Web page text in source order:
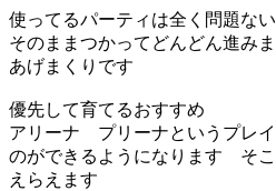
使ってるパーティは全く問題な
そのままつかってどんどん進み
あげまくりです
優先して育てるおすすめ
アリーナ プリーナというプレ
のができるようになります そ
えらえます